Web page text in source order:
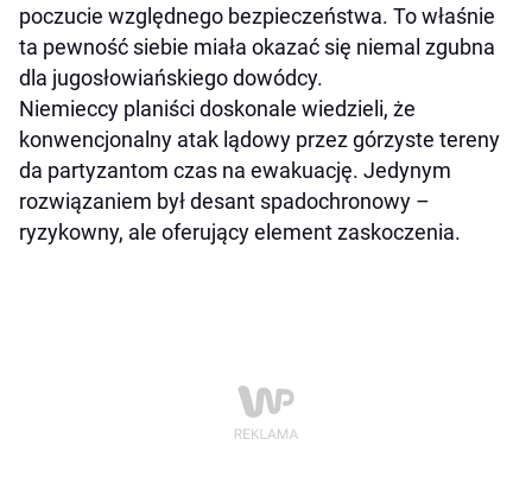
poczucie względnego bezpieczeństwa. To właśnie
ta pewność siebie miała okazać się niemal zgubna
dla jugosłowiańskiego dowódcy.
Niemieccy planiści doskonale wiedzieli, że
konwencjonalny atak lądowy przez górzyste tereny
da partyzantom czas na ewakuację. Jedynym
rozwiązaniem był desant spadochronowy –
ryzykowny, ale oferujący element zaskoczenia.